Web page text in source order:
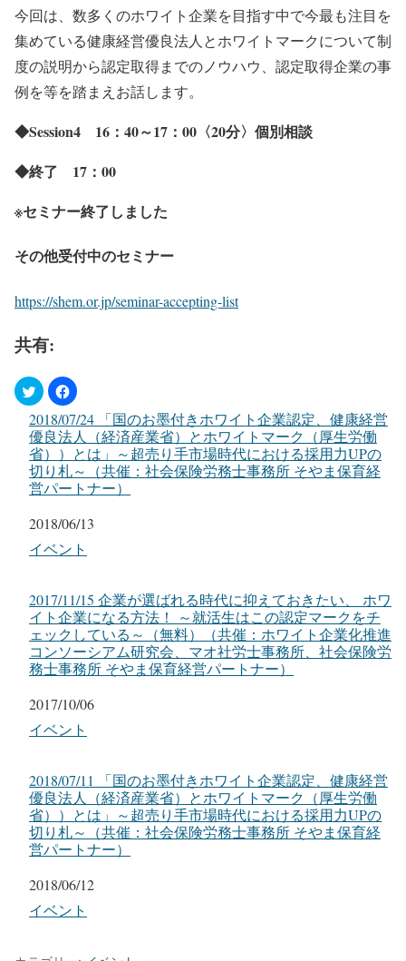
今回は、数多くのホワイト企業を目指す中で今最も注目を
集めている健康経営優良法人とホワイトマークについて制
度の説明から認定取得までのノウハウ、認定取得企業の事
例を等を踏まえお話します。
◆Session4 16：40～17：00〈20分〉個別相談
◆終了 17：00
※セミナー終了しました
その他受付中のセミナー
https://shem.or.jp/seminar-accepting-list
共有:
2018/07/24 「国のお墨付きホワイト企業認定、健康経営
優良法人（経済産業省）とホワイトマーク（厚生労働
省））とは」～超売り手市場時代における採用力UPの
切り札～（共催：社会保険労務士事務所 そやま保育経
営パートナー）
日付
2018/06/13
関連理由
イベント
2017/11/15 企業が選ばれる時代に抑えておきたい、 ホワ
イト企業になる方法！ ～就活生はこの認定マークをチ
ェックしている～（無料）（共催：ホワイト企業化推進
コンソーシアム研究会、マオ社労士事務所、社会保険労
務士事務所 そやま保育経営パートナー）
日付
2017/10/06
関連理由
イベント
2018/07/11 「国のお墨付きホワイト企業認定、健康経営
優良法人（経済産業省）とホワイトマーク（厚生労働
省））とは」～超売り手市場時代における採用力UPの
切り札～（共催：社会保険労務士事務所 そやま保育経
営パートナー）
日付
2018/06/12
関連理由
イベント